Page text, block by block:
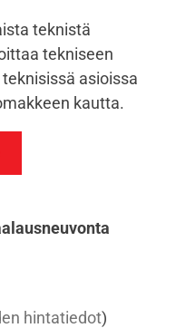
teknistä
tekniseen
asioissa
kautta.
hintatiedot)